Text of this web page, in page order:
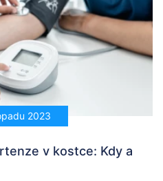
2023
v kostce: Kdy a